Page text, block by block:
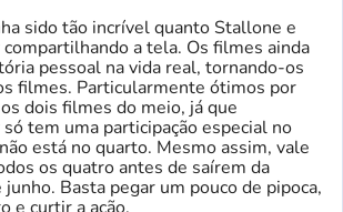
sido tão incrível quanto Stallone e
a tela. Os filmes ainda
pessoal na vida real, tornando-os
filmes. Particularmente ótimos por
dois filmes do meio, já que
tem uma participação especial no
está no quarto. Mesmo assim, vale
os quatro antes de saírem da
Basta pegar um pouco de pipoca,